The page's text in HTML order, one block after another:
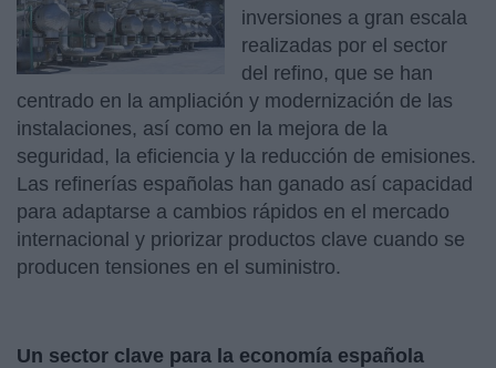
inversiones a gran escala
realizadas por el sector
del refino, que se han
centrado en la ampliación y modernización de las
instalaciones, así como en la mejora de la
seguridad, la eficiencia y la reducción de emisiones.
Las refinerías españolas han ganado así capacidad
para adaptarse a cambios rápidos en el mercado
internacional y priorizar productos clave cuando se
producen tensiones en el suministro.
Un sector clave para la economía española